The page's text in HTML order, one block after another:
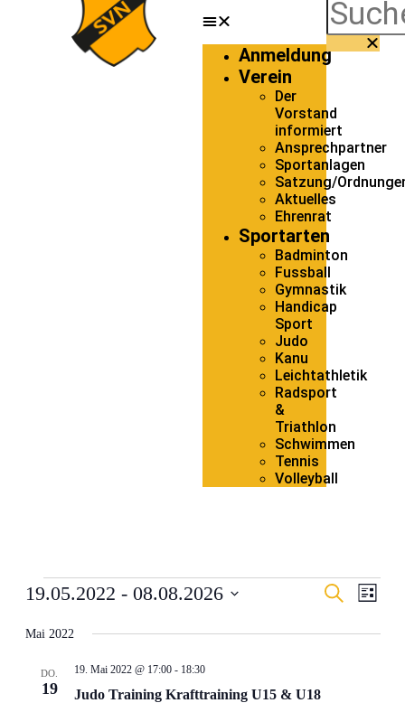
Anmeldung
Verein
Der
Vorstand
informiert
Ansprechpartner
Sportanlagen
Satzung/
Aktuelles
Ehrenrat
Sportarten
Badminton
Fussball
Gymnastik
Handicap
Sport
Judo
Kanu
Leichtathletik
Radsport
&
Triathlon
Schwimmen
Tennis
Volleyball
und
Suche
Liste
19.05.2022 - 08.08.2026
wählen.
Mai 2022
DO.
19 Judo Training Krafttraining U15 & U18
19. Mai 2022 @ 17:00- 18:30